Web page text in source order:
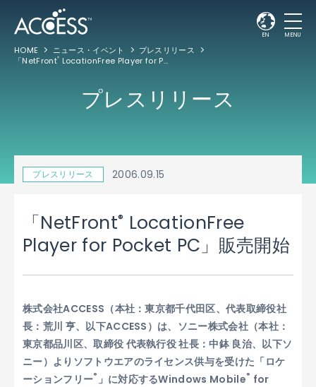
EN MENU
HOME ニュース・イベント
プレスリリース
「NetFront® LocationFree Player for Pocket PC」販売開始
プレスリリース
プレスリリース 2006.09.15
「NetFront® LocationFree
Player for Pocket PC」販売開始
株式会社ACCESS（本社：東京都千代田区、代表取締役社
長：荒川 亨、以下ACCESS）は、ソニー株式会社（本社：
東京都品川区、取締役 代表執行役 社長：中鉢 良治、以下ソ
ニー）よりソフトウエアのライセンス供与を受けた「ロケ
ーションフリー® 」に対応するWindows Mobile® for